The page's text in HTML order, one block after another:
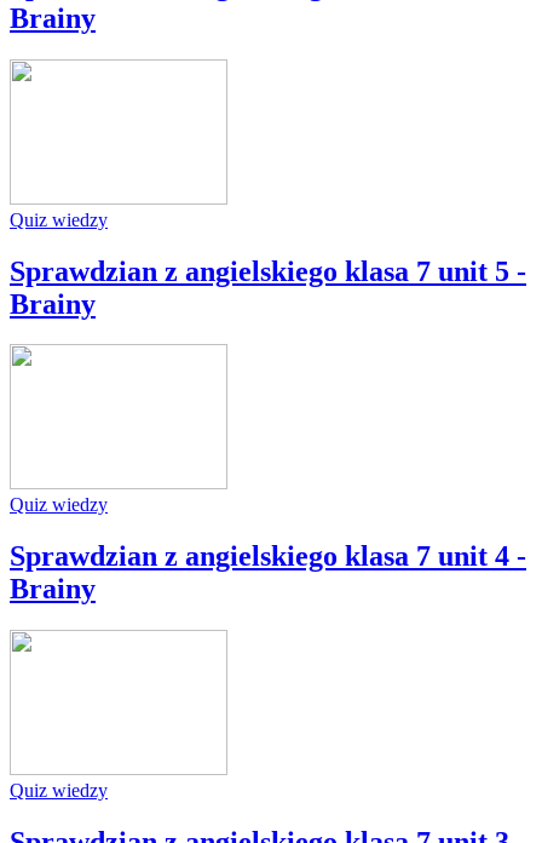
Brainy
Quiz wiedzy
Sprawdzian z angielskiego klasa 7 unit 5 -
Brainy
Quiz wiedzy
Sprawdzian z angielskiego klasa 7 unit 4 -
Brainy
Quiz wiedzy